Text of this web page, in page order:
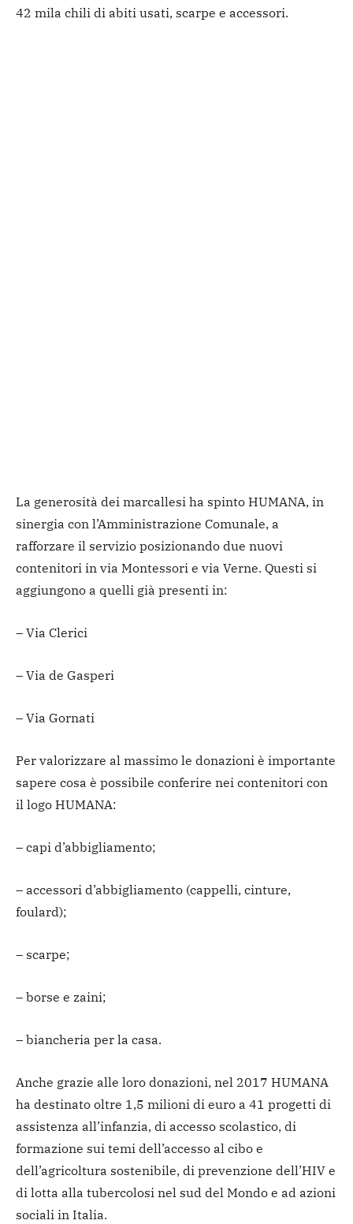
42 mila chili di abiti usati, scarpe e accessori.
La generosità dei marcallesi ha spinto HUMANA, in
sinergia con l’Amministrazione Comunale, a
rafforzare il servizio posizionando due nuovi
contenitori in via Montessori e via Verne. Questi si
aggiungono a quelli già presenti in:
– Via Clerici
– Via de Gasperi
– Via Gornati
Per valorizzare al massimo le donazioni è importante
sapere cosa è possibile conferire nei contenitori con
il logo HUMANA:
– capi d’abbigliamento;
– accessori d’abbigliamento (cappelli, cinture,
foulard);
– scarpe;
– borse e zaini;
– biancheria per la casa.
Anche grazie alle loro donazioni, nel 2017 HUMANA
ha destinato oltre 1,5 milioni di euro a 41 progetti di
assistenza all’infanzia, di accesso scolastico, di
formazione sui temi dell’accesso al cibo e
dell’agricoltura sostenibile, di prevenzione dell’HIV e
di lotta alla tubercolosi nel sud del Mondo e ad azioni
sociali in Italia.